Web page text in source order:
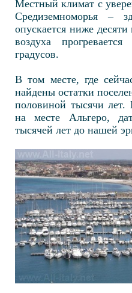
Местный климат с
Средиземноморья –
опускается ниже
воздуха
градусов.
В том месте, где
найдены остатки
половиной тысячи лет.
на месте Альгеро,
тысячей лет до нашей